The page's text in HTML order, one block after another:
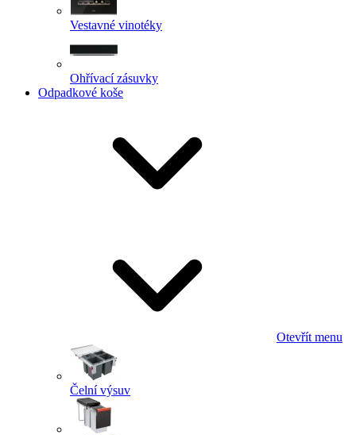
Vestavné vinotéky
Ohřívací zásuvky
Odpadkové koše
Otevřít menu
Čelní výsuv